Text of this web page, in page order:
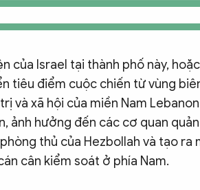
của Israel tại thành phố này,
tiêu điểm cuộc chiến từ vùng
và xã hội của miền Nam
ảnh hưởng đến các cơ quan
thủ của Hezbollah và tạo ra
cân kiểm soát ở phía Nam.